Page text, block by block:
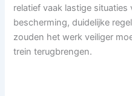
relatief vaak lastige
bescherming, duidelijke
zouden het werk veiliger
trein terugbrengen.